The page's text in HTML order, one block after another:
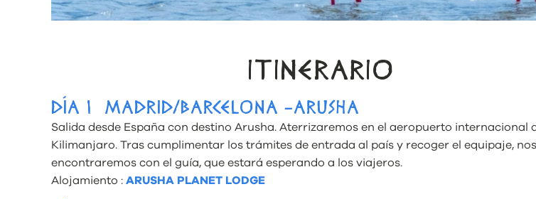
ITINERARIO
DÍA 1 MADRID/BARCELONA -ARUSHA
Salida desde España con destino Arusha. Aterrizaremos en el aeropuerto internacional
Kilimanjaro. Tras cumplimentar los trámites de entrada al país y recoger el equipaje, nos
encontraremos con el guía, que estará esperando a los viajeros.
Alojamiento : ARUSHA PLANET LODGE